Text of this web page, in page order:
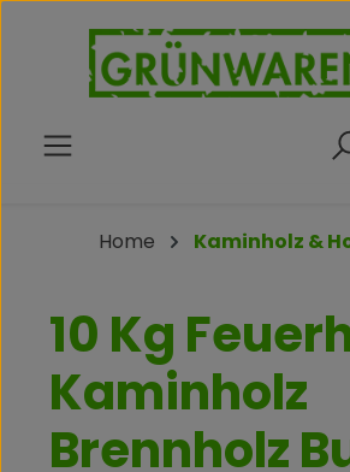
Zum Hauptinhalt springen
Home Kaminholz &
10 Kg
Kaminholz
Brennholz